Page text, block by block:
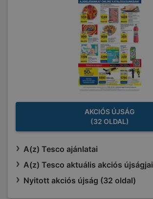
AKCIÓS ÚJSÁG
(32 OLDAL)
A(z) Tesco ajánlatai
A(z) Tesco aktuális akciós újságjai
Nyitott akciós újság (32 oldal)